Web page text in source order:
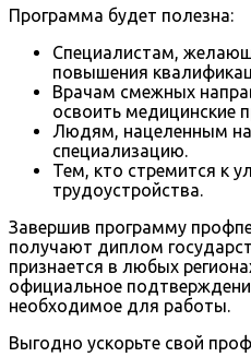
Программа будет полезна:
Специалистам,
повышения
Врачам смежных
освоить медицинские
Людям, нацеленным на
специализацию.
Тем, кто стремится к
трудоустройства.
Завершив программу
получают диплом
признается в любых
официальное
необходимое для работы.
Выгодно ускорьте свой